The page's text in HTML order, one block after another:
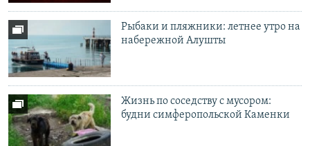
Рыбаки и пляжники: летнее утро на
набережной Алушты
Жизнь по соседству с мусором:
будни симферопольской Каменки